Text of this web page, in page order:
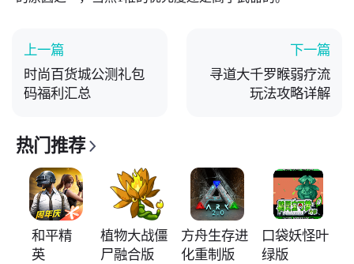
上一篇
时尚百货城公测礼包
码福利汇总
下一篇
寻道大千罗睺弱疗流
玩法攻略详解
热门推荐
和平精
英
植物大战僵
尸融合版
方舟生存进
化重制版
口袋妖怪叶
绿版